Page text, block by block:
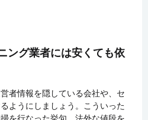
ング業者には安くても依
者情報を隠している会社や、セ
ようにしましょう。こういった